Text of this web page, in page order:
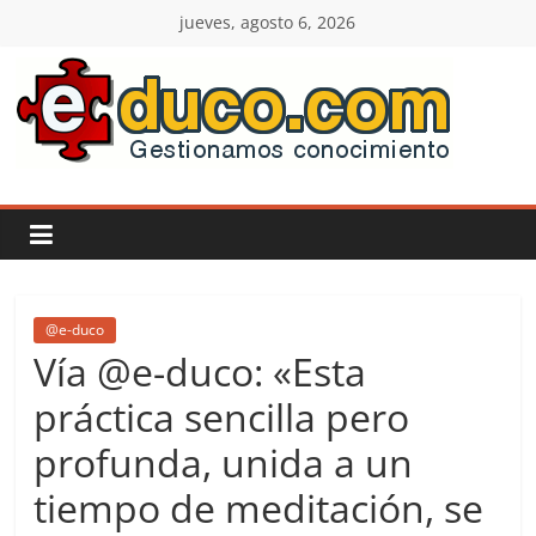
contenido
jueves, agosto 6, 2026
E-
duco:
Gestión
del
Conocimiento
Learn
more.
Do
@e-duco
Vía @e-duco: «Esta
práctica sencilla pero
profunda, unida a un
tiempo de meditación, se